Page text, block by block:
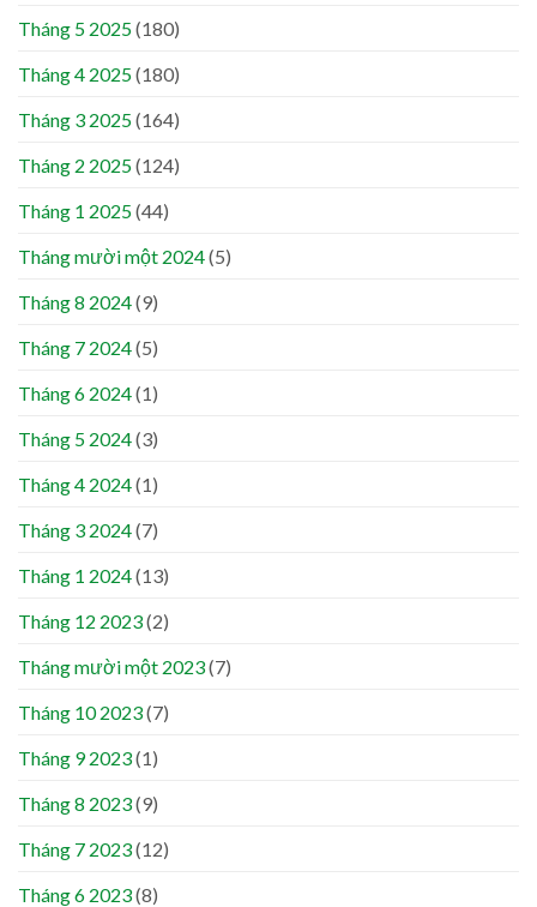
Tháng 5 2025(180)
Tháng 4 2025(180)
Tháng 3 2025(164)
Tháng 2 2025(124)
Tháng 1 2025(44)
Tháng mười một 2024(5)
Tháng 8 2024(9)
Tháng 7 2024(5)
Tháng 6 2024(1)
Tháng 5 2024(3)
Tháng 4 2024(1)
Tháng 3 2024(7)
Tháng 1 2024(13)
Tháng 12 2023(2)
Tháng mười một 2023(7)
Tháng 10 2023(7)
Tháng 9 2023(1)
Tháng 8 2023(9)
Tháng 7 2023(12)
Tháng 6 2023(8)